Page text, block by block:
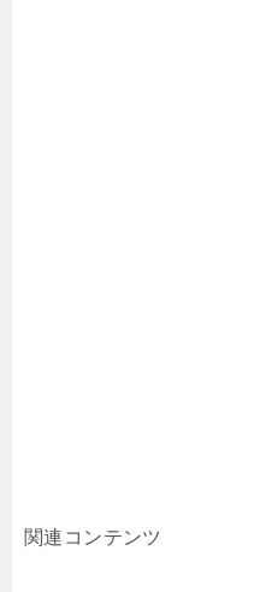
関連コンテンツ